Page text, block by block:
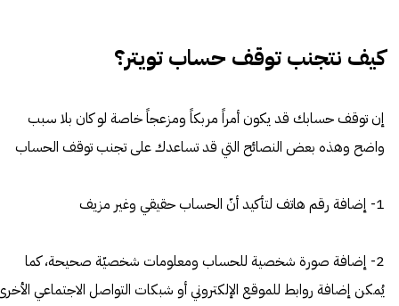
كيف نتجنب توقف حساب تويتر؟
إن توقف حسابك قد يكون أمراً مربكاً ومزعجاً خاصة لو كان بلا سبب
واضح وهذه بعض النصائح التي قد تساعدك على تجنب توقف الحساب
1- إضافة رقم هاتف لتأكيد أنّ الحساب حقيقي وغير مزيف
2- إضافة صورة شخصية للحساب ومعلومات شخصيّة صحيحة، كما
يُمكن إضافة روابط للموقع الإلكتروني أو شبكات التواصل الاجتماعي